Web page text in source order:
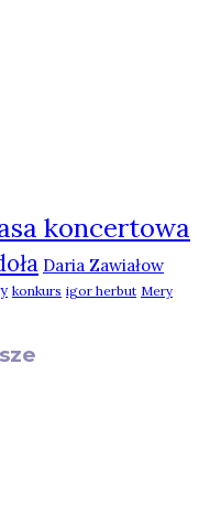
koncertowa
Daria Zawiałow
konkurs igor herbut Mery